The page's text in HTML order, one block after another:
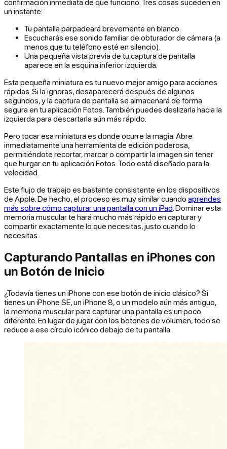
confirmación inmediata de que funcionó. Tres cosas suceden en
un instante:
Tu pantalla parpadeará brevemente en blanco.
Escucharás ese sonido familiar de obturador de cámara (a
menos que tu teléfono esté en silencio).
Una pequeña vista previa de tu captura de pantalla
aparece en la esquina inferior izquierda.
Esta pequeña miniatura es tu nuevo mejor amigo para acciones
rápidas. Si la ignoras, desaparecerá después de algunos
segundos, y la captura de pantalla se almacenará de forma
segura en tu aplicación Fotos. También puedes deslizarla hacia la
izquierda para descartarla aún más rápido.
Pero tocar esa miniatura es donde ocurre la magia. Abre
inmediatamente una herramienta de edición poderosa,
permitiéndote recortar, marcar o compartir la imagen sin tener
que hurgar en tu aplicación Fotos. Todo está diseñado para la
velocidad.
Este flujo de trabajo es bastante consistente en los dispositivos
de Apple. De hecho, el proceso es muy similar cuando aprendes
más sobre cómo capturar una pantalla con un iPad . Dominar esta
memoria muscular te hará mucho más rápido en capturar y
compartir exactamente lo que necesitas, justo cuando lo
necesitas.
Capturando Pantallas en iPhones con
un Botón de Inicio
¿Todavía tienes un iPhone con ese botón de inicio clásico? Si
tienes un iPhone SE, un iPhone 8, o un modelo aún más antiguo,
la memoria muscular para capturar una pantalla es un poco
diferente. En lugar de jugar con los botones de volumen, todo se
reduce a ese círculo icónico debajo de tu pantalla.